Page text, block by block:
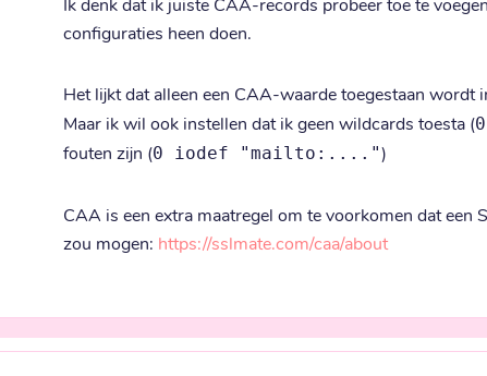
configuraties heen doen.
Het lijkt dat alleen een CAA-waarde toegestaan wordt
Maar ik wil ook instellen dat ik geen wildcards toesta (
fouten zijn (0 iodef "mailto:....")
CAA is een extra maatregel om te voorkomen dat
zou mogen: https://sslmate.com/caa/about